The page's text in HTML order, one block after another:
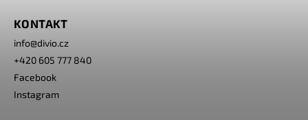
KONTAKT
info@divio.cz
+420 605 777 840
Facebook
Instagram